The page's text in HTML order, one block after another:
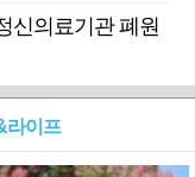
신의료기관 폐원
라이프